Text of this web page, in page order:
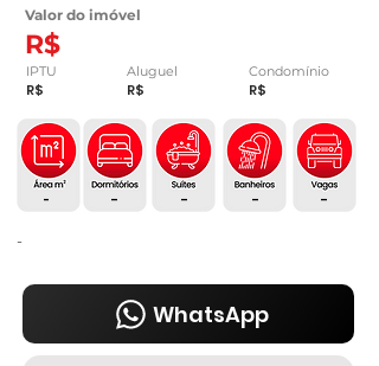
Valor do imóvel
R$
IPTU
R$
Aluguel Condomínio
R$ R$
-
-
- - -
-
WhatsApp